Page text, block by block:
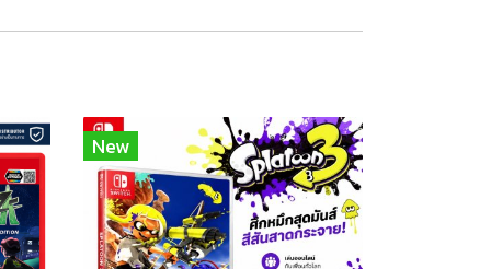
New